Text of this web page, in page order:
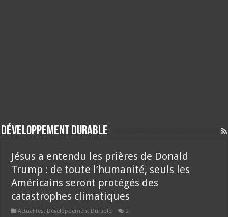
Développement Durable
Jésus a entendu les prières de Donald
Trump : de toute l’humanité, seuls les
Américains seront protégés des
catastrophes climatiques
Actualités, Développement Durable 0